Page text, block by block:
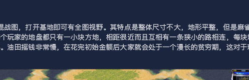
图，打开基地即可有全图视野。其特点是整体尺寸不大，地形平整，但是
玩家的地盘都只有一小块方地，相距很近而且互相有一条狭小的路相连，每
油田摇钱非常慢，在花完初始金额后大家就会处于一个漫长的贫穷期，这对